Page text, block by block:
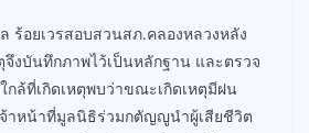
ร้อยเวรสอบสวนสภ.คลองหลวงหลัง
จึงบันทึกภาพไว้เป็นหลักฐาน และตรวจ
กล้ที่เกิดเหตุพบว่าขณะเกิดเหตุมีฝน
จ้าหน้าที่มูลนิธิร่วมกตัญญูนำผู้เสียชีวิต